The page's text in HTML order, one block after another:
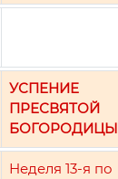
УСПЕНИЕ
ПРЕСВЯТОЙ
БОГОРОДИЦЫ
Неделя 13-я по